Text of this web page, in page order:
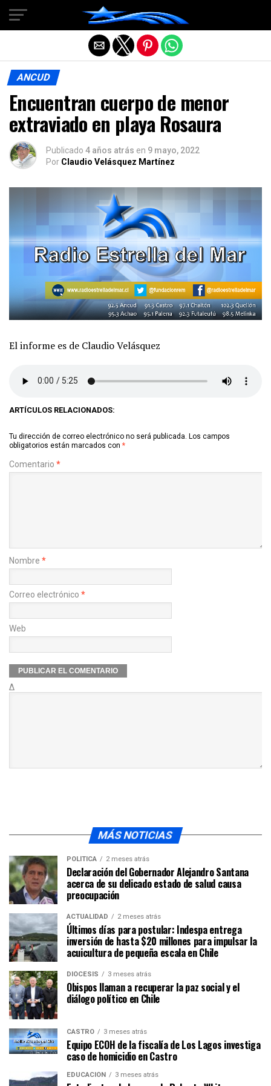
ANCUD
Encuentran cuerpo de menor
extraviado en playa Rosaura
Publicado 4 años atrás en 9 mayo, 2022
Por Claudio Velásquez Martínez
El informe es de Claudio Velásquez
ARTÍCULOS RELACIONADOS:
Tu dirección de correo electrónico no será publicada. Los campos
obligatorios están marcados con *
Comentario *
Nombre *
Correo electrónico *
Web
Δ
MÁS NOTICIAS
POLÍTICA 2 meses atrás
Declaración del Gobernador Alejandro Santana
acerca de su delicado estado de salud causa
preocupación
ACTUALIDAD 2 meses atrás
Últimos días para postular: Indespa entrega
inversión de hasta $20 millones para impulsar la
acuicultura de pequeña escala en Chile
DIÓCESIS 3 meses atrás
Obispos llaman a recuperar la paz social y el
diálogo político en Chile
CASTRO 3 meses atrás
Equipo ECOH de la fiscalía de Los Lagos investiga
caso de homicidio en Castro
EDUCACIÓN 3 meses atrás
Salir de la versión móvil